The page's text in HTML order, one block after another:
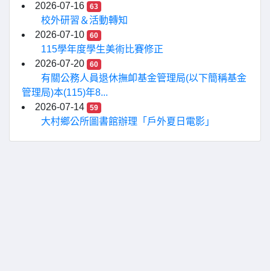
2026-07-16
63
校外研習＆活動轉知
2026-07-10
60
115學年度學生美術比賽修正
2026-07-20
60
有關公務人員退休撫卹基金管理局(以下簡稱基金
管理局)本(115)年8...
2026-07-14
59
大村鄉公所圖書館辦理「戶外夏日電影」